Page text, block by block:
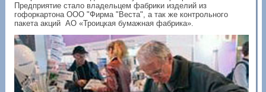
Предприятие стало владельцем фабрики изделий из
гофоркартона ООО "Фирма "Веста", а так же контрольного
пакета акций АО «Троицкая бумажная фабрика».